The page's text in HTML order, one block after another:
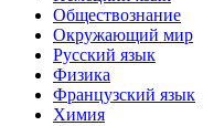
Обществознание
Окружающий мир
Русский язык
Физика
Французский язык
Химия